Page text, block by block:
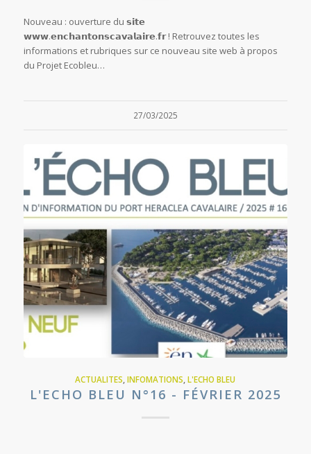
Nouveau : ouverture du 𝘀𝗶𝘁𝗲
𝘄𝘄𝘄.𝗲𝗻𝗰𝗵𝗮𝗻𝘁𝗼𝗻𝘀𝗰𝗮𝘃𝗮𝗹𝗮𝗶𝗿𝗲.𝗳𝗿 ! Retrouvez toutes les
informations et rubriques sur ce nouveau site web à propos
du Projet Ecobleu…
27/03/2025
ACTUALITES ,INFOMATIONS ,L'ECHO BLEU
L'ECHO BLEU N°16 - FÉVRIER 2025